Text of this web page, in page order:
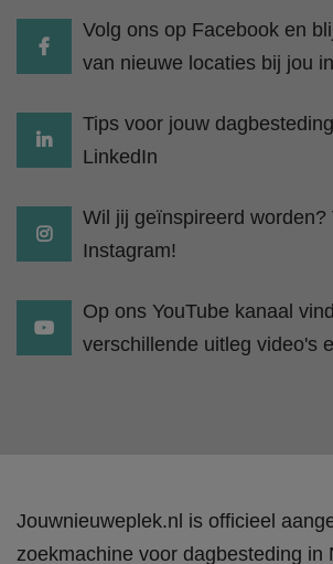
Volg ons op Facebook en
van nieuwe locaties bij jou
Tips voor jouw
LinkedIn
Wil jij geïnspireerd worden?
Instagram!
Op ons YouTube kanaal
verschillende uitleg video's
Jouwnieuweplek.nl is officieel
zoekmachine voor dagbesteding in